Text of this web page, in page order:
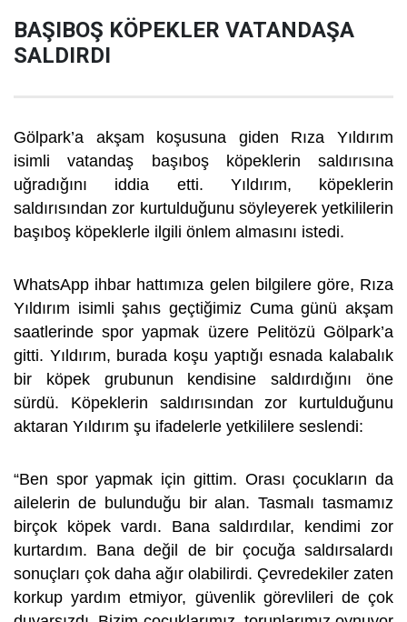
BAŞIBOŞ KÖPEKLER VATANDAŞA
SALDIRDI
Gölpark’a akşam koşusuna giden Rıza Yıldırım
isimli vatandaş başıboş köpeklerin saldırısına
uğradığını iddia etti. Yıldırım, köpeklerin
saldırısından zor kurtulduğunu söyleyerek yetkililerin
başıboş köpeklerle ilgili önlem almasını istedi.
WhatsApp ihbar hattımıza gelen bilgilere göre, Rıza
Yıldırım isimli şahıs geçtiğimiz Cuma günü akşam
saatlerinde spor yapmak üzere Pelitözü Gölpark’a
gitti. Yıldırım, burada koşu yaptığı esnada kalabalık
bir köpek grubunun kendisine saldırdığını öne
sürdü. Köpeklerin saldırısından zor kurtulduğunu
aktaran Yıldırım şu ifadelerle yetkililere seslendi:
“Ben spor yapmak için gittim. Orası çocukların da
ailelerin de bulunduğu bir alan. Tasmalı tasmamız
birçok köpek vardı. Bana saldırdılar, kendimi zor
kurtardım. Bana değil de bir çocuğa saldırsalardı
sonuçları çok daha ağır olabilirdi. Çevredekiler zaten
korkup yardım etmiyor, güvenlik görevlileri de çok